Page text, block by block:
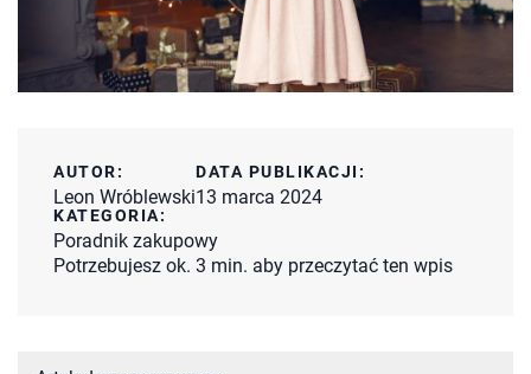
AUTOR:
Leon Wróblewski
DATA PUBLIKACJI:
13 marca 2024
KATEGORIA:
Poradnik zakupowy
Potrzebujesz ok. 3 min. aby przeczytać ten wpis